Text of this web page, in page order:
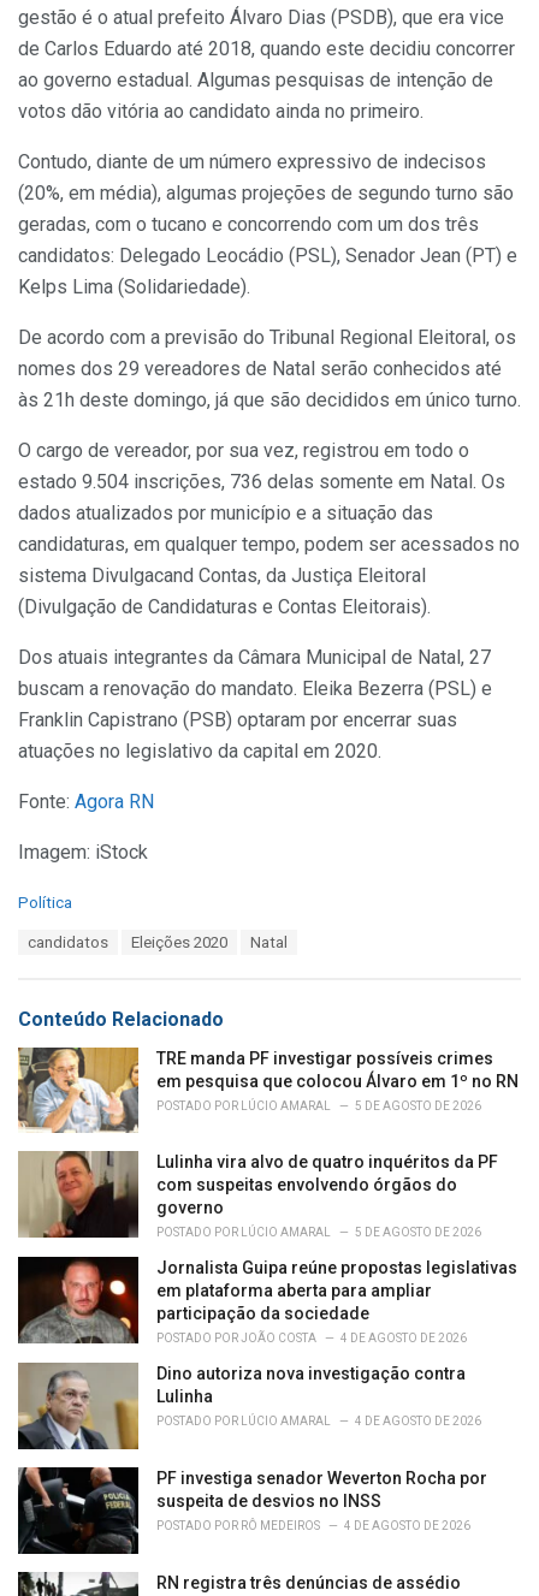
gestão é o atual prefeito Álvaro Dias (PSDB), que era vice
de Carlos Eduardo até 2018, quando este decidiu concorrer
ao governo estadual. Algumas pesquisas de intenção de
votos dão vitória ao candidato ainda no primeiro.
Contudo, diante de um número expressivo de indecisos
(20%, em média), algumas projeções de segundo turno são
geradas, com o tucano e concorrendo com um dos três
candidatos: Delegado Leocádio (PSL), Senador Jean (PT) e
Kelps Lima (Solidariedade).
De acordo com a previsão do Tribunal Regional Eleitoral, os
nomes dos 29 vereadores de Natal serão conhecidos até
às 21h deste domingo, já que são decididos em único turno.
O cargo de vereador, por sua vez, registrou em todo o
estado 9.504 inscrições, 736 delas somente em Natal. Os
dados atualizados por município e a situação das
candidaturas, em qualquer tempo, podem ser acessados no
sistema Divulgacand Contas, da Justiça Eleitoral
(Divulgação de Candidaturas e Contas Eleitorais).
Dos atuais integrantes da Câmara Municipal de Natal, 27
buscam a renovação do mandato. Eleika Bezerra (PSL) e
Franklin Capistrano (PSB) optaram por encerrar suas
atuações no legislativo da capital em 2020.
Fonte: Agora RN
Imagem: iStock
C
o
r
i
e
s
:
Política
:
candidatos Eleições 2020 Natal
Conteúdo Relacionado
TRE manda PF investigar possíveis crimes
em pesquisa que colocou Álvaro em 1º no RN
POSTADO POR LÚCIO AMARAL 5 DE AGOSTO DE 2026
Lulinha vira alvo de quatro inquéritos da PF
com suspeitas envolvendo órgãos do
governo
POSTADO POR LÚCIO AMARAL 5 DE AGOSTO DE 2026
Jornalista Guipa reúne propostas legislativas
em plataforma aberta para ampliar
participação da sociedade
POSTADO PORJOÃO COSTA 4 DE AGOSTO DE 2026
Dino autoriza nova investigação contra
Lulinha
POSTADO POR LÚCIO AMARAL 4 DE AGOSTO DE 2026
PF investiga senador Weverton Rocha por
suspeita de desvios no INSS
POSTADO POR RÔ MEDEIROS 4 DE AGOSTO DE 2026
RN registra três denúncias de assédio